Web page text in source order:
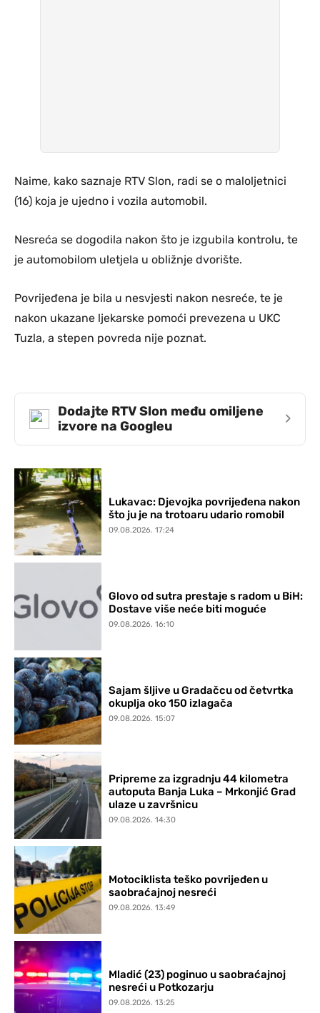
Naime, kako saznaje RTV Slon, radi se o maloljetnici
(16) koja je ujedno i vozila automobil.
Nesreća se dogodila nakon što je izgubila kontrolu, te
je automobilom uletjela u obližnje dvorište.
Povrijeđena je bila u nesvjesti nakon nesreće, te je
nakon ukazane ljekarske pomoći prevezena u UKC
Tuzla, a stepen povreda nije poznat.
Dodajte RTV Slon među omiljene
izvore na Googleu
›
Lukavac: Djevojka povrijeđena nakon
što ju je na trotoaru udario romobil
09.08.2026. 17:24
Glovo od sutra prestaje s radom u BiH:
Dostave više neće biti moguće
09.08.2026. 16:10
Sajam šljive u Gradačcu od četvrtka
okuplja oko 150 izlagača
09.08.2026. 15:07
Pripreme za izgradnju 44 kilometra
autoputa Banja Luka – Mrkonjić Grad
ulaze u završnicu
09.08.2026. 14:30
Motociklista teško povrijeđen u
saobraćajnoj nesreći
09.08.2026. 13:49
Mladić (23) poginuo u saobraćajnoj
nesreći u Potkozarju
09.08.2026. 13:25